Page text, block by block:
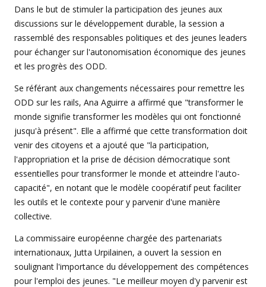
Dans le but de stimuler la participation des jeunes aux
discussions sur le développement durable, la session a
rassemblé des responsables politiques et des jeunes leaders
pour échanger sur l'autonomisation économique des jeunes
et les progrès des ODD.
Se référant aux changements nécessaires pour remettre les
ODD sur les rails, Ana Aguirre a affirmé que "transformer le
monde signifie transformer les modèles qui ont fonctionné
jusqu'à présent". Elle a affirmé que cette transformation doit
venir des citoyens et a ajouté que "la participation,
l'appropriation et la prise de décision démocratique sont
essentielles pour transformer le monde et atteindre l'auto-
capacité", en notant que le modèle coopératif peut faciliter
les outils et le contexte pour y parvenir d'une manière
collective.
La commissaire européenne chargée des partenariats
internationaux, Jutta Urpilainen, a ouvert la session en
soulignant l'importance du développement des compétences
pour l'emploi des jeunes. "Le meilleur moyen d'y parvenir est